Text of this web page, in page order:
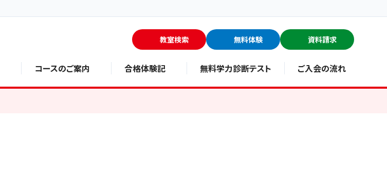
教室検索 無料体験 資料請求
コースのご案内 合格体験記 無料学力診断テスト ご入会の流れ